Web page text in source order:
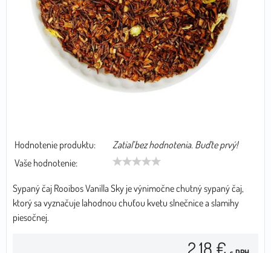
Hodnotenie produktu:
Zatiaľ bez hodnotenia. Buďte prvý!
Vaše hodnotenie:
Sypaný čaj Rooibos Vanilla Sky je výnimočne chutný sypaný čaj,
ktorý sa vyznačuje lahodnou chuťou kvetu slnečnice a slamihy
piesočnej.